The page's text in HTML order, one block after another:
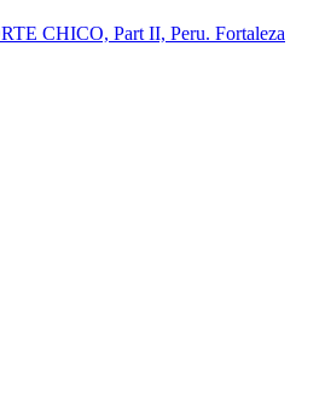
CHICO, Part II, Peru. Fortaleza